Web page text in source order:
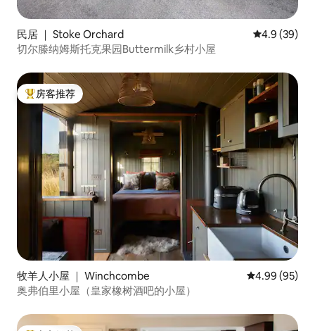
民居 ｜ Stoke Orchard 平均评分
4.9 (39)
切尔滕纳姆斯托克果园Buttermilk乡村小屋
热门「房客推荐」
房客推荐
牧羊人小屋 ｜ Winchcombe 平均评分 4.99
4.99 (95)
奥弗伯里小屋（皇家橡树酒吧的小屋）